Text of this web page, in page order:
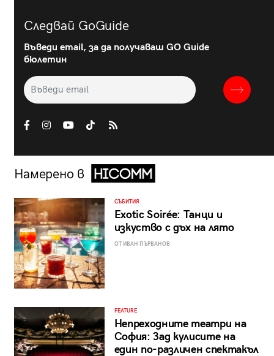
Следвай GoGuide
Въведи email, за да получаваш GO Guide
бюлетин
Намерено в
СЪБИТИЯ
Exotic Soirée: Танци и
изкуство с дъх на лято
ОТ ИВАН ПЪРВАНОВ
FEATURE
Непреходните театри на
София: Зад кулисите на
един по-различен спектакъл